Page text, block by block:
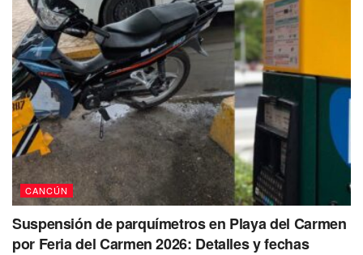
Así mismo llegaron hasta el domicilio antes mencionado,
elementos de la Policía Municipal y Estatal quienes
tomaron conocimiento de lo ocurrido.
CANCÚN
Suspensión de parquímetros en Playa del Carmen
por Feria del Carmen 2026: Detalles y fechas